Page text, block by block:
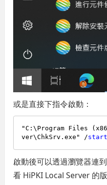
或是直接下指令啟動：
"C:\Program Files
ver\ChkSrv.exe" /start
啟動後可以透過瀏覽器連到
看 HiPKI Local Server 的